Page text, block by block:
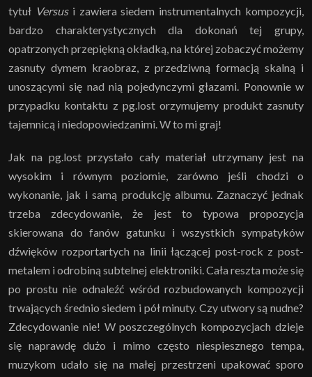
tytuł Versusi zawiera siedem instrumentalnych kompozycji,
bardzo charakterystycznych dla dokonań tej grupy,
opatrzonych przepiękną okładką, na której zobaczyć możemy
zasnuty dymem kraobraz, z przedziwną formacją skalną i
unoszącymi się nad nią pojedynczymi głazami. Ponownie w
przypadku kontaktu z pg.lost orzymujemy produkt zasnuty
tajemnicą i niedopowiedzanimi. W to mi graj!
Jak na pg.lost przystało cały materiał utrzymany jest na
wysokim i równym poziomie, zarówno jeśli chodzi o
wykonanie, jak i samą produkcję albumu. Zaznaczyć jednak
trzeba zdecydowanie, że jest to typowa propozycja
skierowana do fanów gatunku i wszystkich sympatyków
dźwięków rozportartych na linii łączącej post-rock z post-
metalem i odrobiną subtelnej elektroniki. Cała reszta może się
po prostu nie odnaleźć wśród rozbudowanych kompozycji
trwających średnio siedem i pół minuty. Czy utwory są nudne?
Zdecydowanie nie! W poszczególnych kompozycjach dzieje
się naprawdę dużo i mimo często niespiesznego tempa,
muzykom udało się na małej przestrzeni upakować sporo